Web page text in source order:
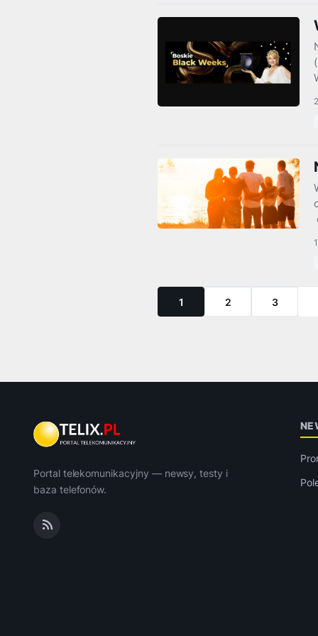
1 2 3
Portal telekomunikacyjny — newsy, testy i
baza telefonów.